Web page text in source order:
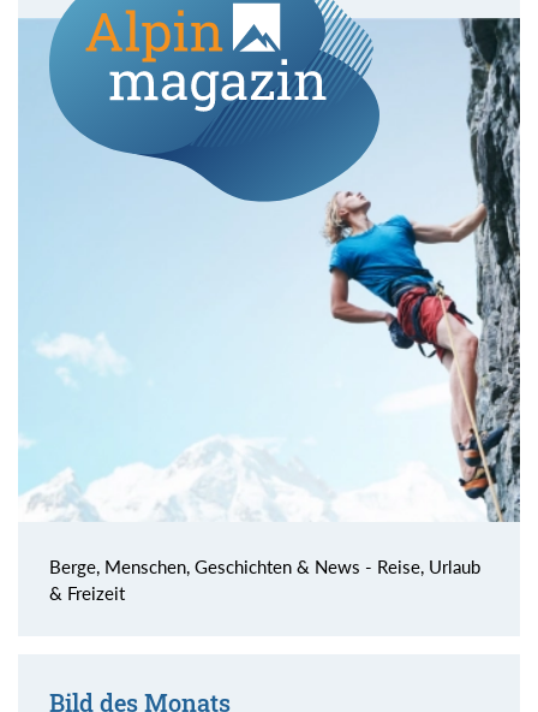
Berge, Menschen, Geschichten & News - Reise, Urlaub
& Freizeit
Bild des Monats